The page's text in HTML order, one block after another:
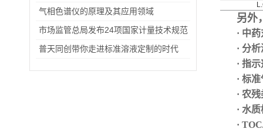
气相色谱仪的原理及其应用领域
市场监管总局发布24项国家计量技术规范
普天同创带你走进标准溶液定制的时代
另外
· 中
· 分
· 指
· 标准
· 农
· 水
·